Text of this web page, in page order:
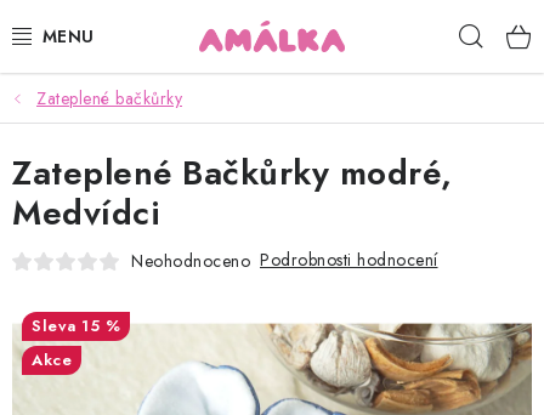
na
KOJENECKÉ, DĚTSKÉ OBLEČENÍ
ČEPICE, RUKAVICE, NÁKRČNÍKY
OSUŠKY, BRYNDÁKY, DEKY, DOPLŇKY
POUKAZY
Zateplené bačkůrky
Zateplené Bačkůrky modré,
Medvídci
Neohodnoceno Podrobnosti hodnocení
15 %
Akce